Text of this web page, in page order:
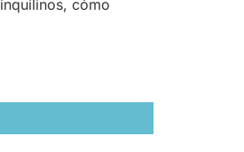
cómo